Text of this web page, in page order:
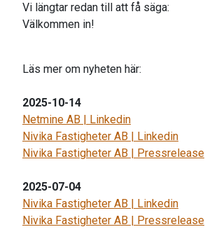
Vi längtar redan till att få säga:
Välkommen in!
Läs mer om nyheten här:
2025-10-14
Netmine AB | Linkedin
Nivika Fastigheter AB | Linkedin
Nivika Fastigheter AB | Pressrelease
2025-07-04
Nivika Fastigheter AB | Linkedin
Nivika Fastigheter AB | Pressrelease